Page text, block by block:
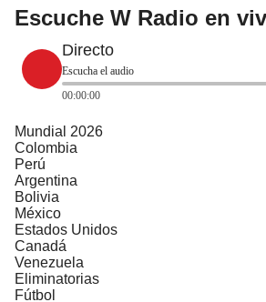
Escuche W Radio en
Directo
Escucha el audio
00:00:00
Mundial 2026
Colombia
Perú
Argentina
Bolivia
México
Estados Unidos
Canadá
Venezuela
Eliminatorias
Fútbol